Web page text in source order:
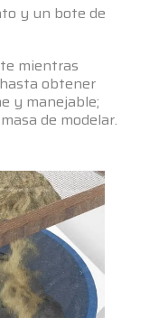
y un bote de
mientras
obtener
y manejable;
de modelar.